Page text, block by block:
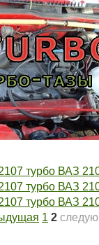
турбо ВАЗ
турбо ВАЗ
турбо ВАЗ
1 2